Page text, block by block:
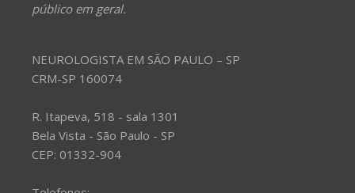
público em geral.
NEUROLOGISTA EM SÃO PAULO – SP
CRM-SP 160074
R. Itapeva, 518 - sala 1301
Bela Vista - São Paulo - SP
CEP: 01332-904